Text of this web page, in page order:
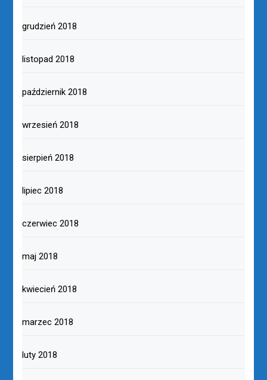
grudzień 2018
listopad 2018
październik 2018
wrzesień 2018
sierpień 2018
lipiec 2018
czerwiec 2018
maj 2018
kwiecień 2018
marzec 2018
luty 2018